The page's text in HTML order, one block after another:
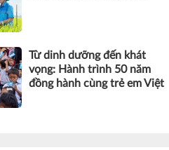
Từ dinh dưỡng đến khát
vọng: Hành trình 50 năm
đồng hành cùng trẻ em Việt